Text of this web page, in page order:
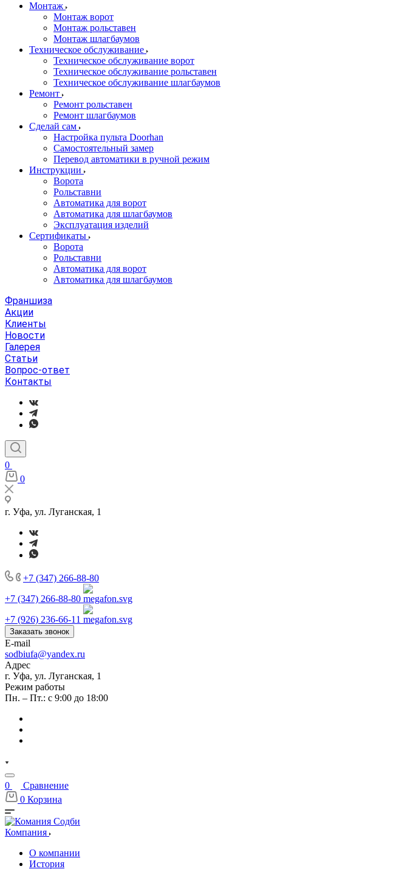
Монтаж
Монтаж ворот
Монтаж рольставен
Монтаж шлагбаумов
Техническое обслуживание
Техническое обслуживание ворот
Техническое обслуживание рольставен
Техническое обслуживание шлагбаумов
Ремонт
Ремонт рольставен
Ремонт шлагбаумов
Сделай сам
Настройка пульта Doorhan
Самостоятельный замер
Перевод автоматики в ручной режим
Инструкции
Ворота
Рольставни
Автоматика для ворот
Автоматика для шлагбаумов
Эксплуатация изделий
Сертификаты
Ворота
Рольставни
Автоматика для ворот
Автоматика для шлагбаумов
Франшиза
Акции
Клиенты
Новости
Галерея
Статьи
Вопрос-ответ
Контакты
0
0
г. Уфа, ул. Луганская, 1
+7 (347) 266-88-80
+7 (347) 266-88-80
+7 (926) 236-66-11
Заказать звонок
E-mail
sodbiufa@yandex.ru
Адрес
г. Уфа, ул. Луганская, 1
Режим работы
Пн. – Пт.: с 9:00 до 18:00
0
Сравнение
0 Корзина
Компания
О компании
История